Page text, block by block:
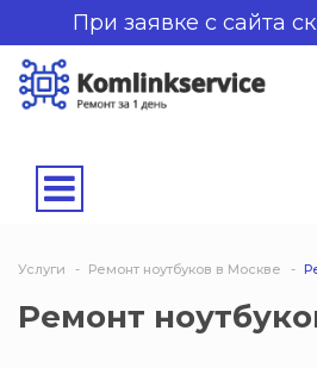
При заявке с сайта
Услуги Ремонт ноутбуков в Москве
Ремонт